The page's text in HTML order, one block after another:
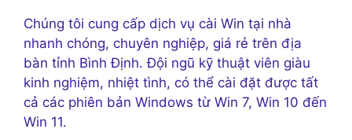
Chúng tôi cung cấp dịch vụ cài Win tại nhà
nhanh chóng, chuyên nghiệp, giá rẻ trên địa
bàn tỉnh Bình Định. Đội ngũ kỹ thuật viên giàu
kinh nghiệm, nhiệt tình, có thể cài đặt được tất
cả các phiên bản Windows từ Win 7, Win 10 đến
Win 11.